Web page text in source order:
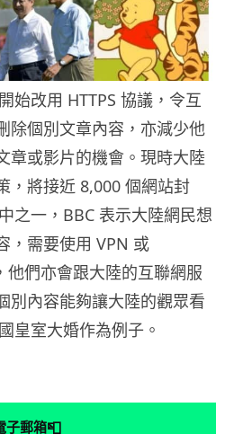
始改用 HTTPS 協議，令互
除個別文章內容，亦減少他
章或影片的機會。現時大陸
，將接近 8,000 個網站封
之一，BBC 表示大陸網民想
，需要使用 VPN 或
們亦會跟大陸的互聯網服
別內容能夠讓大陸的觀眾看
皇室大婚作為例子。
子郵箱📮